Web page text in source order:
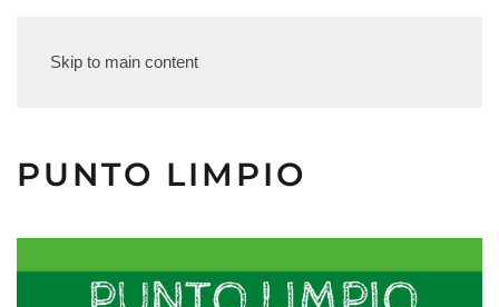
Skip to main content
PUNTO LIMPIO